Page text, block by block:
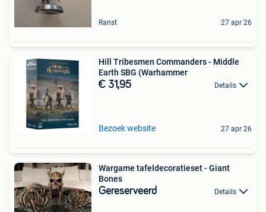
Ranst 27 apr 26
Hill Tribesmen Commanders - Middle
Earth SBG (Warhammer
€ 31,95 Details
Bezoek website 27 apr 26
Wargame tafeldecoratieset - Giant
Bones
Gereserveerd Details